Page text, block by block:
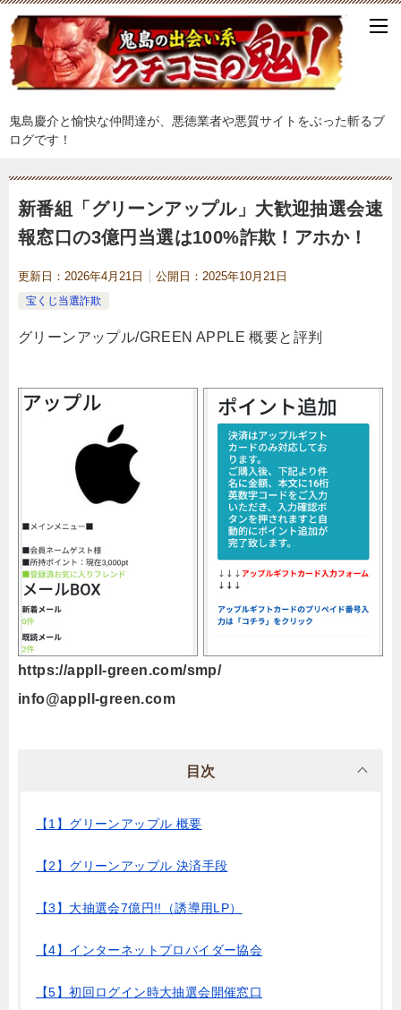
鬼島慶介と愉快な仲間達が、悪徳業者や悪質サイトをぶった斬るブ
ログです！
新番組「グリーンアップル」大歓迎抽選会速
報窓口の3億円当選は100%詐欺！アホか！
更新日： 2026年4月21日 公開日： 2025年10月21日
宝くじ当選詐欺
グリーンアップル/GREEN APPLE 概要と評判
https://appll-green.com/smp/
info@appll-green.com
目次
【1】グリーンアップル 概要
【2】グリーンアップル 決済手段
【3】大抽選会7億円!!（誘導用LP）
【4】インターネットプロバイダー協会
【5】初回ログイン時大抽選会開催窓口